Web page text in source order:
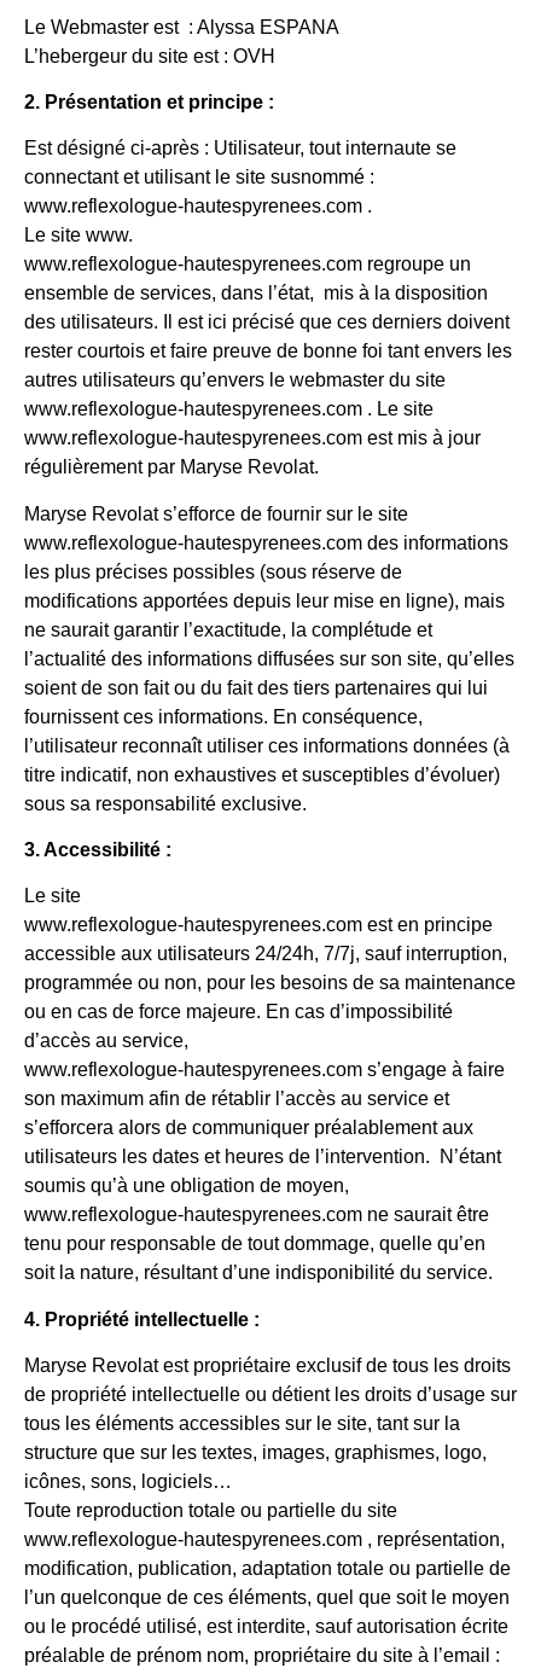
Le Webmaster est : Alyssa ESPANA
L’hebergeur du site est : OVH
2. Présentation et principe :
Est désigné ci-après : Utilisateur, tout internaute se
connectant et utilisant le site susnommé :
www.reflexologue-hautespyrenees.com .
Le site www.
www.reflexologue-hautespyrenees.com regroupe un
ensemble de services, dans l’état, mis à la disposition
des utilisateurs. Il est ici précisé que ces derniers doivent
rester courtois et faire preuve de bonne foi tant envers les
autres utilisateurs qu’envers le webmaster du site
www.reflexologue-hautespyrenees.com . Le site
www.reflexologue-hautespyrenees.com est mis à jour
régulièrement par Maryse Revolat.
Maryse Revolat s’efforce de fournir sur le site
www.reflexologue-hautespyrenees.com des informations
les plus précises possibles (sous réserve de
modifications apportées depuis leur mise en ligne), mais
ne saurait garantir l’exactitude, la complétude et
l’actualité des informations diffusées sur son site, qu’elles
soient de son fait ou du fait des tiers partenaires qui lui
fournissent ces informations. En conséquence,
l’utilisateur reconnaît utiliser ces informations données (à
titre indicatif, non exhaustives et susceptibles d’évoluer)
sous sa responsabilité exclusive.
3. Accessibilité :
Le site
www.reflexologue-hautespyrenees.com est en principe
accessible aux utilisateurs 24/24h, 7/7j, sauf interruption,
programmée ou non, pour les besoins de sa maintenance
ou en cas de force majeure. En cas d’impossibilité
d’accès au service,
www.reflexologue-hautespyrenees.com s’engage à faire
son maximum afin de rétablir l’accès au service et
s’efforcera alors de communiquer préalablement aux
utilisateurs les dates et heures de l’intervention. N’étant
soumis qu’à une obligation de moyen,
www.reflexologue-hautespyrenees.com ne saurait être
tenu pour responsable de tout dommage, quelle qu’en
soit la nature, résultant d’une indisponibilité du service.
4. Propriété intellectuelle :
Maryse Revolat est propriétaire exclusif de tous les droits
de propriété intellectuelle ou détient les droits d’usage sur
tous les éléments accessibles sur le site, tant sur la
structure que sur les textes, images, graphismes, logo,
icônes, sons, logiciels…
Toute reproduction totale ou partielle du site
www.reflexologue-hautespyrenees.com , représentation,
modification, publication, adaptation totale ou partielle de
l’un quelconque de ces éléments, quel que soit le moyen
ou le procédé utilisé, est interdite, sauf autorisation écrite
préalable de prénom nom, propriétaire du site à l’email :